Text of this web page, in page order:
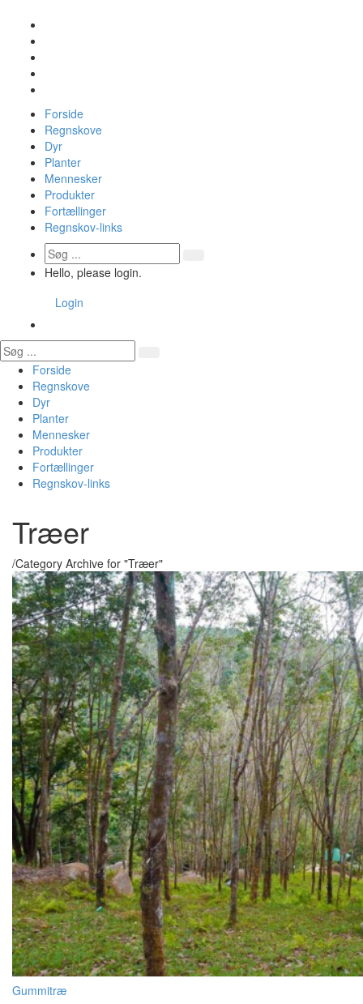
Forside
Regnskove
Dyr
Planter
Mennesker
Produkter
Fortællinger
Regnskov-links
Hello, please login.
Login
Forside
Regnskove
Dyr
Planter
Mennesker
Produkter
Fortællinger
Regnskov-links
Træer
/Category Archive for "Træer"
Gummitræ